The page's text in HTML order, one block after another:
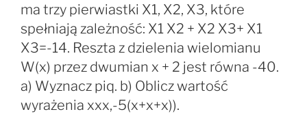
ma trzy pierwiastki X1, X2, X3, które
spełniają zależność: X1 X2 + X2 X3+ X1
X3=-14. Reszta z dzielenia wielomianu
W(x) przez dwumian x + 2 jest równa -40.
a) Wyznacz piq. b) Oblicz wartość
wyrażenia xxx,-5(x+x+x)).